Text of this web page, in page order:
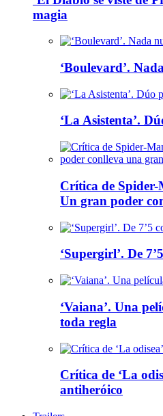
magia
‘Boulevard’.
‘La Asistenta’.
Crítica de
Un gran poder
‘Supergirl’. De
‘Vaiana’. Una
toda regla
Crítica de ‘La
antiheróico